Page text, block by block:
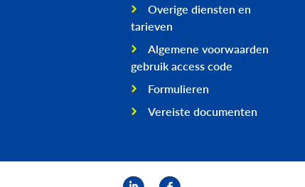
Overige diensten en
tarieven
Algemene voorwaarden
gebruik access code
Formulieren
Vereiste documenten